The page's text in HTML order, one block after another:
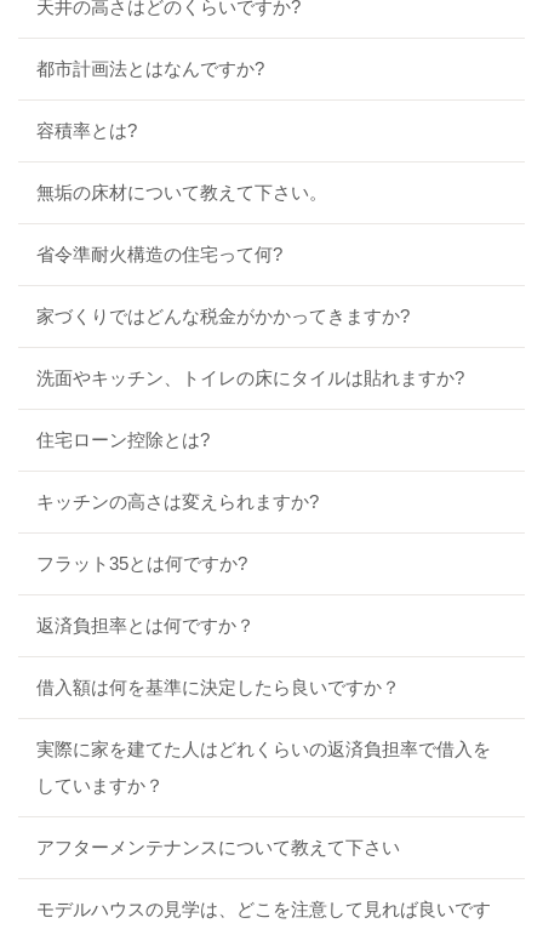
天井の高さはどのくらいですか?
都市計画法とはなんですか?
容積率とは?
無垢の床材について教えて下さい。
省令準耐火構造の住宅って何?
家づくりではどんな税金がかかってきますか?
洗面やキッチン、トイレの床にタイルは貼れますか?
住宅ローン控除とは?
キッチンの高さは変えられますか?
フラット35とは何ですか?
返済負担率とは何ですか？
借入額は何を基準に決定したら良いですか？
実際に家を建てた人はどれくらいの返済負担率で借入を
していますか？
アフターメンテナンスについて教えて下さい
モデルハウスの見学は、どこを注意して見れば良いです